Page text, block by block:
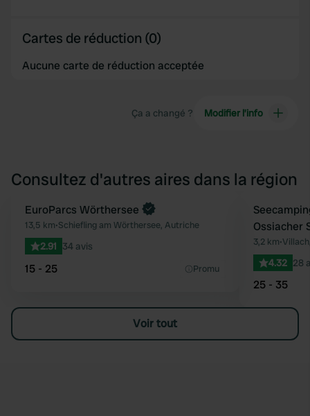
Cartes de réduction (0)
Aucune carte de réduction acceptée
Ça a changé ? Modifier l’info
Consultez d'autres aires dans la région
Préféré
Reserve maintenant
EuroParcs Wörthersee
13,5 km•Schiefling am Wörthersee, Autriche
2.91 34 avis
15 - 25 Promu
Ossiacher
3,2 km•
4.32 28
25 - 35
Voir tout